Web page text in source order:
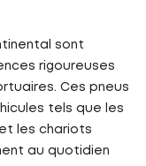
sont
rigoureuses
Ces pneus
tels que les
les chariots
au quotidien